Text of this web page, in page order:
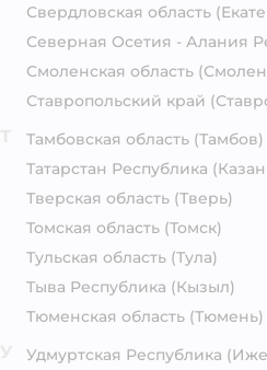
Свердловская область
Северная Осетия - Алания
Смоленская область
Ставропольский край
Тамбовская область (Тамбов)
Татарстан Республика
Тверская область (Тверь)
Томская область (Томск)
Тульская область (Тула)
Тыва Республика (Кызыл)
Тюменская область (Тюмень)
Удмуртская Республика